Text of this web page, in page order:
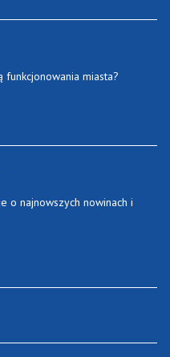
funkcjonowania miasta?
o najnowszych nowinach i